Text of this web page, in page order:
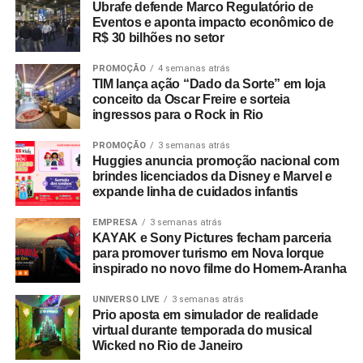
ESG estruturado e inteligência de mercado
Mais do que acompanhar discussões globais, a EAÍ?!
incorporou preceitos ESG diretamente à esteira
operacional de suas entregas. Por meio de uma parceria
com a startup social Comida Invisível (certificada pelo
selo Save Food da FAO/ONU), a agência tornou-se a
primeira do país a integrar a gestão de excedentes
alimentares à operação de seus eventos.
A estreia da metodologia ocorreu em um evento do Banco
BMG, garantindo o reaproveitamento integral de 122,9 kg
de alimentos. A destinação correta resultou na oferta de
614 refeições para pessoas em vulnerabilidade social e
evitou a emissão de 347,7 kg de CO₂ na atmosfera. Hoje,
a destinação socioambiental de excedentes gera
indicadores tangíveis e auditáveis para o portfólio de
clientes da agência.
Ubrafe defende Marco Regulatório de
Eventos e aponta impacto econômico de
R$ 30 bilhões no setor
PROMOÇÃO 4 semanas atrás
TIM lança ação “Dado da Sorte” em loja
conceito da Oscar Freire e sorteia
ingressos para o Rock in Rio
PROMOÇÃO 3 semanas atrás
Huggies anuncia promoção nacional com
brindes licenciados da Disney e Marvel e
expande linha de cuidados infantis
EMPRESA 3 semanas atrás
KAYAK e Sony Pictures fecham parceria
para promover turismo em Nova Iorque
inspirado no novo filme do Homem-Aranha
UNIVERSO LIVE 3 semanas atrás
Prio aposta em simulador de realidade
virtual durante temporada do musical
Wicked no Rio de Janeiro